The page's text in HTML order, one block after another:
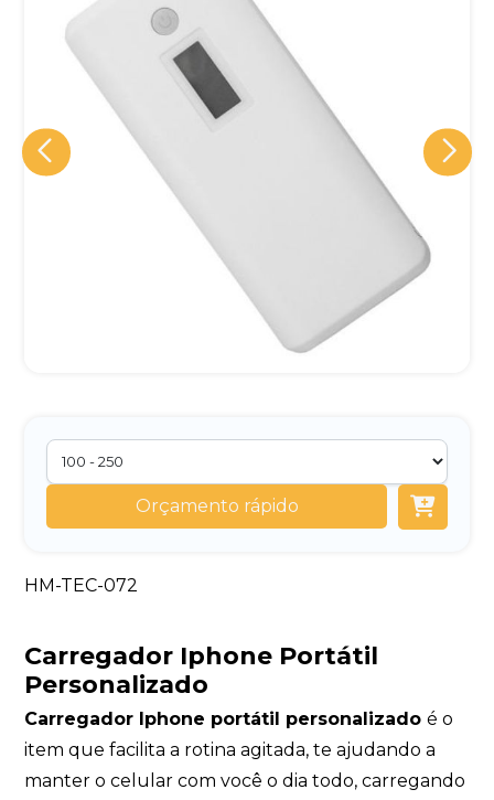
Orçamento rápido
HM-TEC-072
Carregador Iphone Portátil
Personalizado
Carregador Iphone portátil personalizadoé o
item que facilita a rotina agitada, te ajudando a
manter o celular com você o dia todo, carregando